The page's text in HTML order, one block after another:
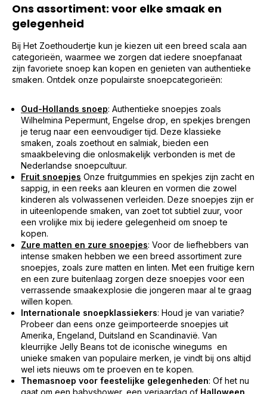
Ons assortiment: voor elke smaak en
gelegenheid
Bij Het Zoethoudertje kun je kiezen uit een breed scala aan
categorieën, waarmee we zorgen dat iedere snoepfanaat
zijn favoriete snoep kan kopen en genieten van authentieke
smaken. Ontdek onze populairste snoepcategorieën:
Oud-Hollands snoep: Authentieke snoepjes zoals
Wilhelmina Pepermunt, Engelse drop, en spekjes brengen
je terug naar een eenvoudiger tijd. Deze klassieke
smaken, zoals zoethout en salmiak, bieden een
smaakbeleving die onlosmakelijk verbonden is met de
Nederlandse snoepcultuur.
Fruit snoepjes Onze fruitgummies en spekjes zijn zacht en
sappig, in een reeks aan kleuren en vormen die zowel
kinderen als volwassenen verleiden. Deze snoepjes zijn er
in uiteenlopende smaken, van zoet tot subtiel zuur, voor
een vrolijke mix bij iedere gelegenheid om snoep te
kopen.
Zure matten en zure snoepjes: Voor de liefhebbers van
intense smaken hebben we een breed assortiment zure
snoepjes, zoals zure matten en linten. Met een fruitige kern
en een zure buitenlaag zorgen deze snoepjes voor een
verrassende smaakexplosie die jongeren maar al te graag
willen kopen.
Internationale snoepklassiekers: Houd je van variatie?
Probeer dan eens onze geïmporteerde snoepjes uit
Amerika, Engeland, Duitsland en Scandinavië. Van
kleurrijke Jelly Beans tot de iconische winegums en
unieke smaken van populaire merken, je vindt bij ons altijd
wel iets nieuws om te proeven en te kopen.
Themasnoep voor feestelijke gelegenheden: Of het nu
gaat om een babyshower, een verjaardag of Halloween